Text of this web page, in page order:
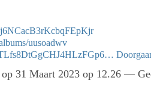
uusoadwv
op 31 Maart 2023 op 12.26 —